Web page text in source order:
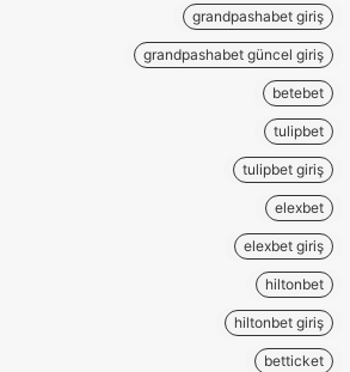
grandpashabet giriş
grandpashabet güncel giriş
betebet
tulipbet
tulipbet giriş
elexbet
elexbet giriş
hiltonbet
hiltonbet giriş
betticket